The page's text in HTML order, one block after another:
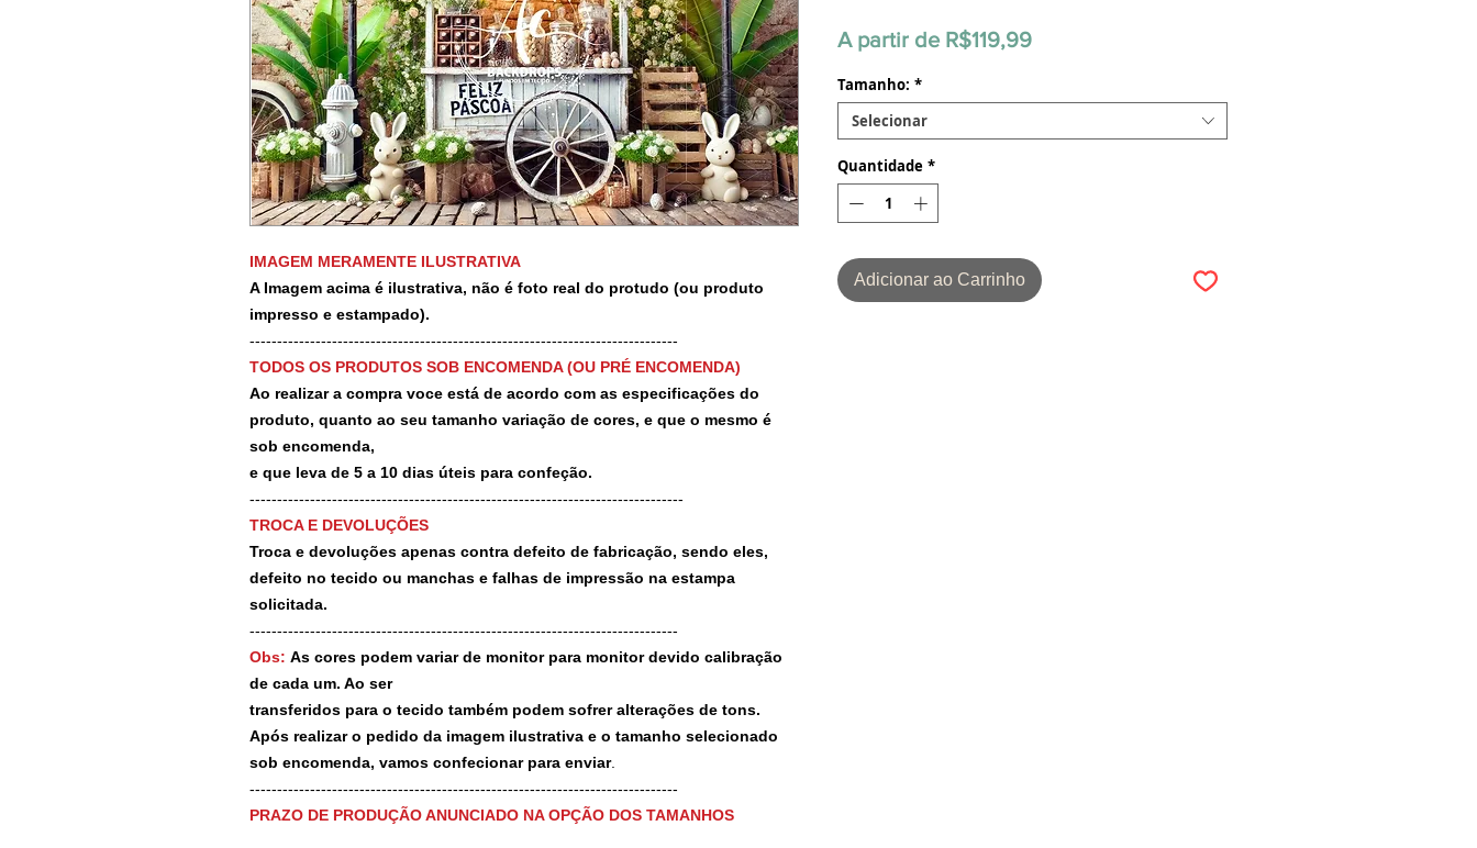
IMAGEM MERAMENTE ILUSTRATIVA
A Imagem acima é ilustrativa, não é foto real do protudo (ou produto
impresso e estampado).
------------------------------------------------------------------------------
TODOS OS PRODUTOS SOB ENCOMENDA (OU PRÉ ENCOMENDA)
Ao realizar a compra voce está de acordo com as especificações do
produto, quanto ao seu tamanho variação de cores, e que o mesmo é
sob encomenda,
e que leva de 5 a 10 dias úteis para confeção.
-------------------------------------------------------------------------------
TROCA E DEVOLUÇÕES
Troca e devoluções apenas contra defeito de fabricação, sendo eles,
defeito no tecido ou manchas e falhas de impressão na estampa
solicitada.
------------------------------------------------------------------------------
Obs: As cores podem variar de monitor para monitor devido calibração
de cada um. Ao ser
transferidos para o tecido também podem sofrer alterações de tons.
Após realizar o pedido da imagem ilustrativa e o tamanho selecionado
sob encomenda, vamos confecionar para enviar.
------------------------------------------------------------------------------
PRAZO DE PRODUÇÃO ANUNCIADO NA OPÇÃO DOS TAMANHOS
A partir de R$119,99Preço
Tamanho: *
Selecionar
Quantidade *
Adicionar ao Carrinho